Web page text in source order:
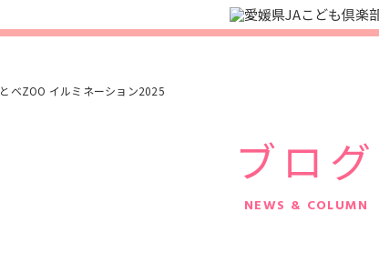
とベZOO イルミネーション2025
ブログ
NEWS & COLUMN